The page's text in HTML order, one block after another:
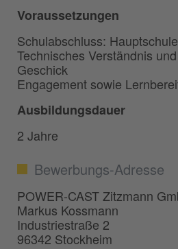
Voraussetzungen
Schulabschluss:
Technisches Verständnis
Geschick
Engagement sowie
Ausbildungsdauer
2 Jahre
Bewerbungs-Adresse
POWER-CAST Zitzmann
Markus Kossmann
Industriestraße 2
96342 Stockheim